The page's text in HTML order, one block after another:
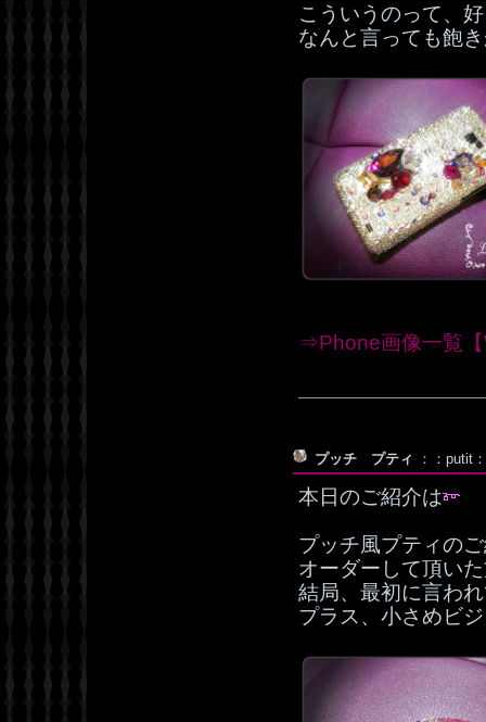
こういうのって、
なんと言っても飽
⇒Phone画像一覧
プッチ プティ ：：putit
本日のご紹介は
プッチ風プティの
オーダーして頂い
結局、最初に言わ
プラス、小さめビ